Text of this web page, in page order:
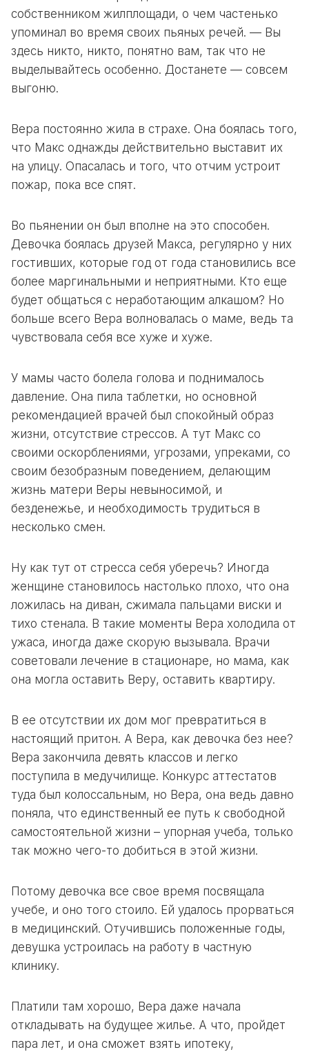
собственником жилплощади, о чем частенько
упоминал во время своих пьяных речей. — Вы
здесь никто, никто, понятно вам, так что не
выделывайтесь особенно. Достанете — совсем
выгоню.
Вера постоянно жила в страхе. Она боялась того,
что Макс однажды действительно выставит их
на улицу. Опасалась и того, что отчим устроит
пожар, пока все спят.
Во пьянении он был вполне на это способен.
Девочка боялась друзей Макса, регулярно у них
гостивших, которые год от года становились все
более маргинальными и неприятными. Кто еще
будет общаться с неработающим алкашом? Но
больше всего Вера волновалась о маме, ведь та
чувствовала себя все хуже и хуже.
У мамы часто болела голова и поднималось
давление. Она пила таблетки, но основной
рекомендацией врачей был спокойный образ
жизни, отсутствие стрессов. А тут Макс со
своими оскорблениями, угрозами, упреками, со
своим безобразным поведением, делающим
жизнь матери Веры невыносимой, и
безденежье, и необходимость трудиться в
несколько смен.
Ну как тут от стресса себя уберечь? Иногда
женщине становилось настолько плохо, что она
ложилась на диван, сжимала пальцами виски и
тихо стенала. В такие моменты Вера холодила от
ужаса, иногда даже скорую вызывала. Врачи
советовали лечение в стационаре, но мама, как
она могла оставить Веру, оставить квартиру.
В ее отсутствии их дом мог превратиться в
настоящий притон. А Вера, как девочка без нее?
Вера закончила девять классов и легко
поступила в медучилище. Конкурс аттестатов
туда был колоссальным, но Вера, она ведь давно
поняла, что единственный ее путь к свободной
самостоятельной жизни – упорная учеба, только
так можно чего-то добиться в этой жизни.
Потому девочка все свое время посвящала
учебе, и оно того стоило. Ей удалось прорваться
в медицинский. Отучившись положенные годы,
девушка устроилась на работу в частную
клинику.
Платили там хорошо, Вера даже начала
откладывать на будущее жилье. А что, пройдет
пара лет, и она сможет взять ипотеку,